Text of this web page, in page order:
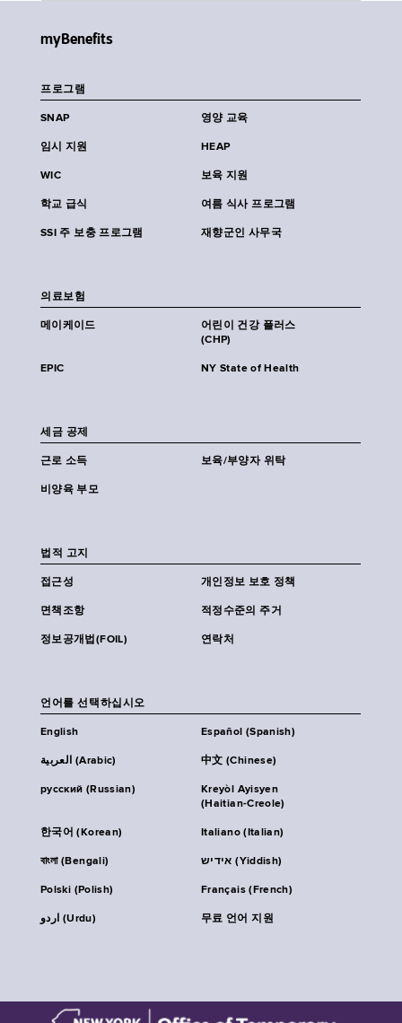
myBenefits
프로그램
SNAP 영양 교육
임시 지원 HEAP
WIC 보육 지원
학교 급식 여름 식사 프로그램
SSI 주 보충 프로그램 재향군인 사무국
의료보험
메이케이드
어린이 건강 플러스
(CHP)
EPIC NY State of Health
세금 공제
근로 소득 보육/부양자 위탁
비양육 부모
법적 고지
접근성 개인정보 보호 정책
면책조항 적정수준의 주거
정보공개법(FOIL) 연락처
언어를 선택하십시오
English Español (Spanish)
العربية (Arabic) 中文 (Chinese)
русский (Russian)
Kreyòl Ayisyen
(Haitian-Creole)
한국어 (Korean) Italiano (Italian)
বাংলা (Bengali) אידיש (Yiddish)
Polski (Polish) Français (French)
اردو (Urdu) 무료 언어 지원